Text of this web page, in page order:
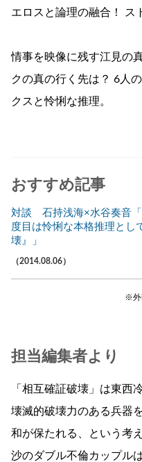
エロスと論理の融合！ ス
情事を映像に残す江見の
クの真の行く先は？ 6人
クスと怜悧な推理。
おすすめ記事
対談 石持浅海×水谷奏音
度目は怜悧な本格推理とし
壊』」
（2014.08.06）
※外
担当編集者より
「相互確証破壊」は東西
壊滅的破壊力のある兵器
和が保たれる、という考
沙のダブル不倫カップル